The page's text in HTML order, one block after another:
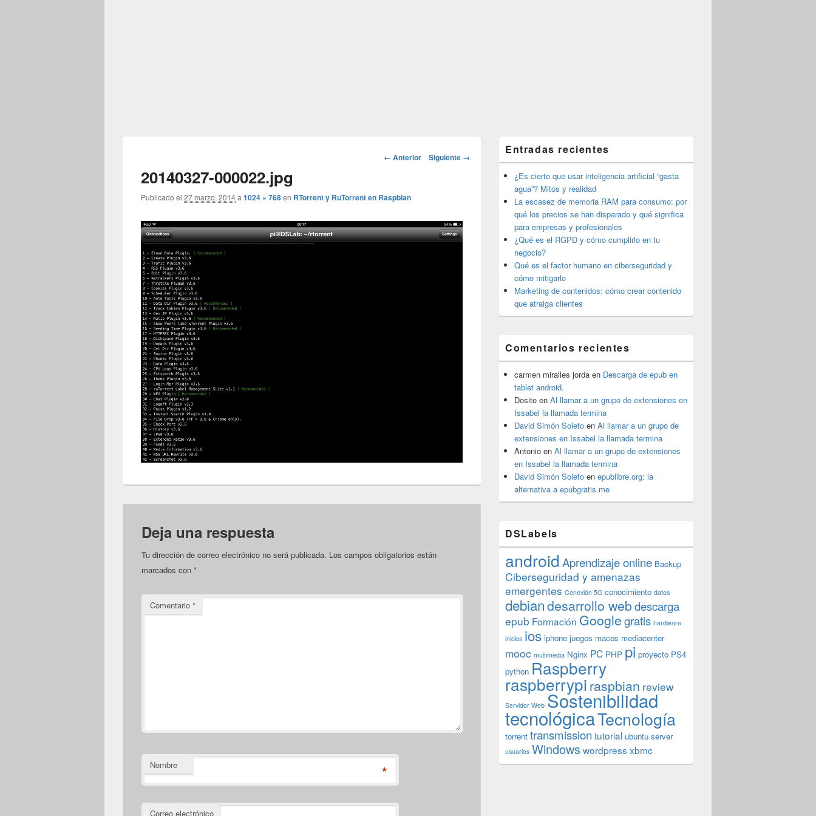
Navegador
← Anterior Siguiente →
20140327-000022.jpg
Publicado el 27 marzo, 2014a 1024 × 768en RTorrent y RuTorrent en Raspbian
Deja una respuesta
Tu dirección de correo electrónico no será publicada. Los campos obligatorios están
marcados con *
Comentario *
Nombre *
Correo electrónico
área
de
widget
barra
lateral
primaria
Entradas recientes
¿Es cierto que usar inteligencia artificial “gasta
agua”? Mitos y realidad
La escasez de memoria RAM para consumo: por
qué los precios se han disparado y qué significa
para empresas y profesionales
¿Qué es el RGPD y cómo cumplirlo en tu
negocio?
Qué es el factor humano en ciberseguridad y
cómo mitigarlo
Marketing de contenidos: cómo crear contenido
que atraiga clientes
Comentarios recientes
carmen miralles jorda en Descarga de epub en
tablet android.
Dosite en Al llamar a un grupo de extensiones en
Issabel la llamada termina
David Simón Soleto en Al llamar a un grupo de
extensiones en Issabel la llamada termina
Antonio en Al llamar a un grupo de extensiones
en Issabel la llamada termina
David Simón Soleto en epublibre.org: la
alternativa a epubgratis.me
DSLabels
androidAprendizaje online Backup
Ciberseguridad y amenazas
emergentes Conexión 5G conocimiento datos
debiandesarrollo webdescarga
epub Formación Googlegratis hardware
inicios ios iphone juegos macos mediacenter
mooc multimedia Nginx PC PHP pi proyecto PS4
python Raspberry
raspberrypi raspbian review
Servidor Web Sostenibilidad
tecnológicaTecnología
torrent transmission tutorial ubuntu server
usuarios Windowswordpress xbmc